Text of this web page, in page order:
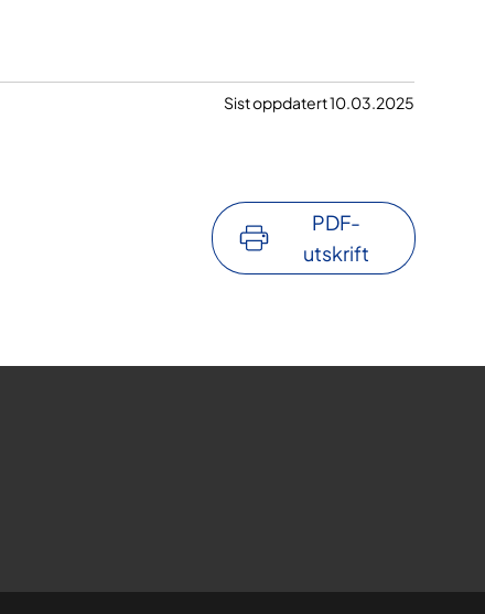
Sist oppdatert 10.03.2025
PDF-
utskrift